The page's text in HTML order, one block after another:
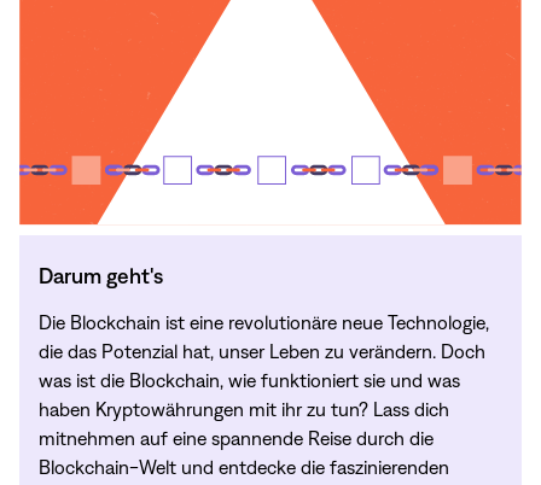
Darum geht's
Die Blockchain ist eine revolutionäre neue Technologie,
die das Potenzial hat, unser Leben zu verändern. Doch
was ist die Blockchain, wie funktioniert sie und was
haben Kryptowährungen mit ihr zu tun? Lass dich
mitnehmen auf eine spannende Reise durch die
Blockchain-Welt und entdecke die faszinierenden